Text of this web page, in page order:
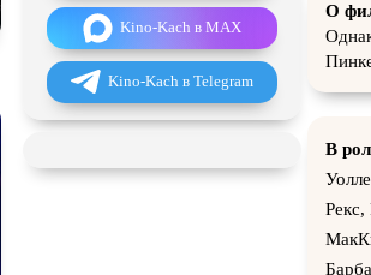
Kino-Kach в MAX
Kino-Kach в Telegram
О
В